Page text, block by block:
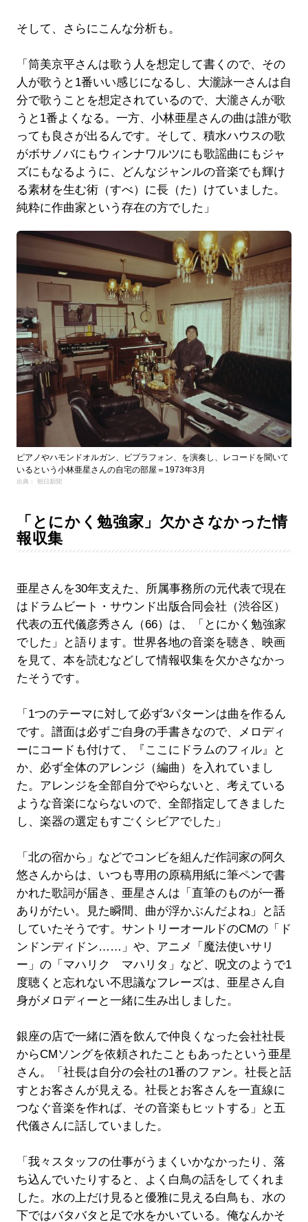
そして、さらにこんな分析も。
「筒美京平さんは歌う人を想定して書くので、その
人が歌うと1番いい感じになるし、大瀧詠一さんは自
分で歌うことを想定されているので、大瀧さんが歌
うと1番よくなる。一方、小林亜星さんの曲は誰が歌
っても良さが出るんです。そして、積水ハウスの歌
がボサノバにもウィンナワルツにも歌謡曲にもジャ
ズにもなるように、どんなジャンルの音楽でも輝け
る素材を生む術（すべ）に長（た）けていました。
純粋に作曲家という存在の方でした」
ピアノやハモンドオルガン、ビブラフォン、を演奏し、レコードを聞いて
いるという小林亜星さんの自宅の部屋＝1973年3月
出典： 朝日新聞
「とにかく勉強家」欠かさなかった情
報収集
亜星さんを30年支えた、所属事務所の元代表で現在
はドラムビート・サウンド出版合同会社（渋谷区）
代表の五代儀彦秀さん（66）は、「とにかく勉強家
でした」と語ります。世界各地の音楽を聴き、映画
を見て、本を読むなどして情報収集を欠かさなかっ
たそうです。
「1つのテーマに対して必ず3パターンは曲を作るん
です。譜面は必ずご自身の手書きなので、メロディ
ーにコードも付けて、『ここにドラムのフィル』と
か、必ず全体のアレンジ（編曲）を入れていまし
た。アレンジを全部自分でやらないと、考えている
ような音楽にならないので、全部指定してきました
し、楽器の選定もすごくシビアでした」
「北の宿から」などでコンビを組んだ作詞家の阿久
悠さんからは、いつも専用の原稿用紙に筆ペンで書
かれた歌詞が届き、亜星さんは「直筆のものが一番
ありがたい。見た瞬間、曲が浮かぶんだよね」と話
していたそうです。サントリーオールドのCMの「ド
ンドンディドン……」や、アニメ「魔法使いサリ
ー」の「マハリク マハリタ」など、呪文のようで1
度聴くと忘れない不思議なフレーズは、亜星さん自
身がメロディーと一緒に生み出しました。
銀座の店で一緒に酒を飲んで仲良くなった会社社長
からCMソングを依頼されたこともあったという亜星
さん。「社長は自分の会社の1番のファン。社長と話
すとお客さんが見える。社長とお客さんを一直線に
つなぐ音楽を作れば、その音楽もヒットする」と五
代儀さんに話していました。
「我々スタッフの仕事がうまくいかなかったり、落
ち込んでいたりすると、よく白鳥の話をしてくれま
した。水の上だけ見ると優雅に見える白鳥も、水の
下ではバタバタと足で水をかいている。俺なんかそ